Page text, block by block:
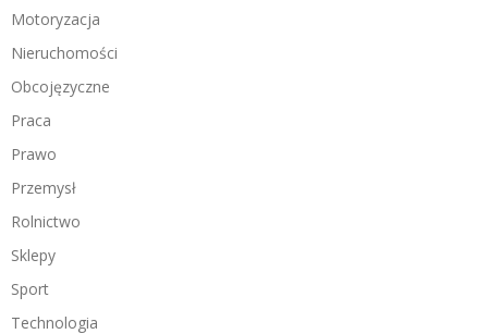
Motoryzacja
Nieruchomości
Obcojęzyczne
Praca
Prawo
Przemysł
Rolnictwo
Sklepy
Sport
Technologia